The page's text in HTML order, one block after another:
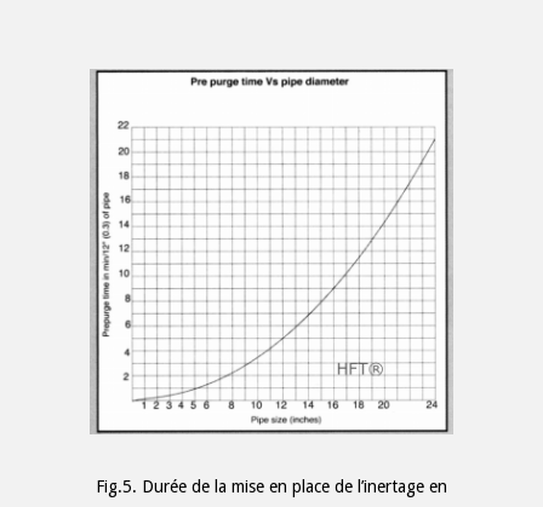
Fig.5. Durée de la mise en place de l’inertage en